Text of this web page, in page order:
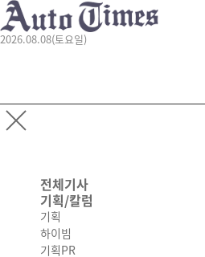
2026.08.08(토요일)
전체기사
기획/칼럼
기획
하이빔
기획PR